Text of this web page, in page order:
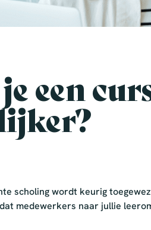
een
scholing wordt keurig
medewerkers naar jullie